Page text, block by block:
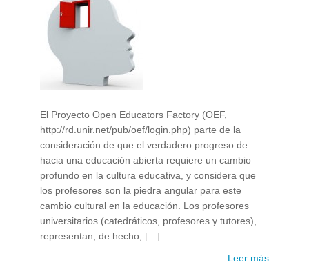
El Proyecto Open Educators Factory (OEF,
http://rd.unir.net/pub/oef/login.php) parte de la
consideración de que el verdadero progreso de
hacia una educación abierta requiere un cambio
profundo en la cultura educativa, y considera que
los profesores son la piedra angular para este
cambio cultural en la educación. Los profesores
universitarios (catedráticos, profesores y tutores),
representan, de hecho, […]
Leer más